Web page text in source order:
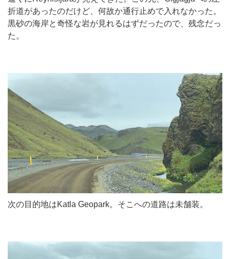
折道があったのだけど、何故か通行止めで入れなかった。
黒砂の海岸と奇怪な岩が見れるはずだったので、残念だっ
た。
次の目的地はKatla Geopark。そこへの道路は未舗装。